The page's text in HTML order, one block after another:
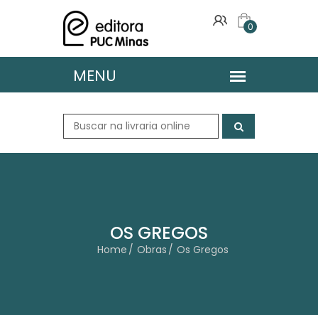
0
OS GREGOS
Home Obras Os Gregos